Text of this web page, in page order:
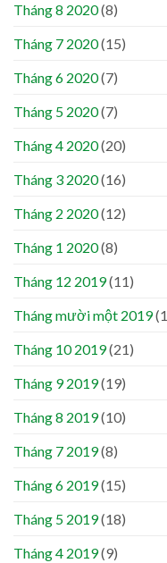
Tháng 8 2020(8)
Tháng 7 2020(15)
Tháng 6 2020(7)
Tháng 5 2020(7)
Tháng 4 2020(20)
Tháng 3 2020(16)
Tháng 2 2020(12)
Tháng 1 2020(8)
Tháng 12 2019(11)
Tháng mười một 2019
Tháng 10 2019(21)
Tháng 9 2019(19)
Tháng 8 2019(10)
Tháng 7 2019(8)
Tháng 6 2019(15)
Tháng 5 2019(18)
Tháng 4 2019(9)